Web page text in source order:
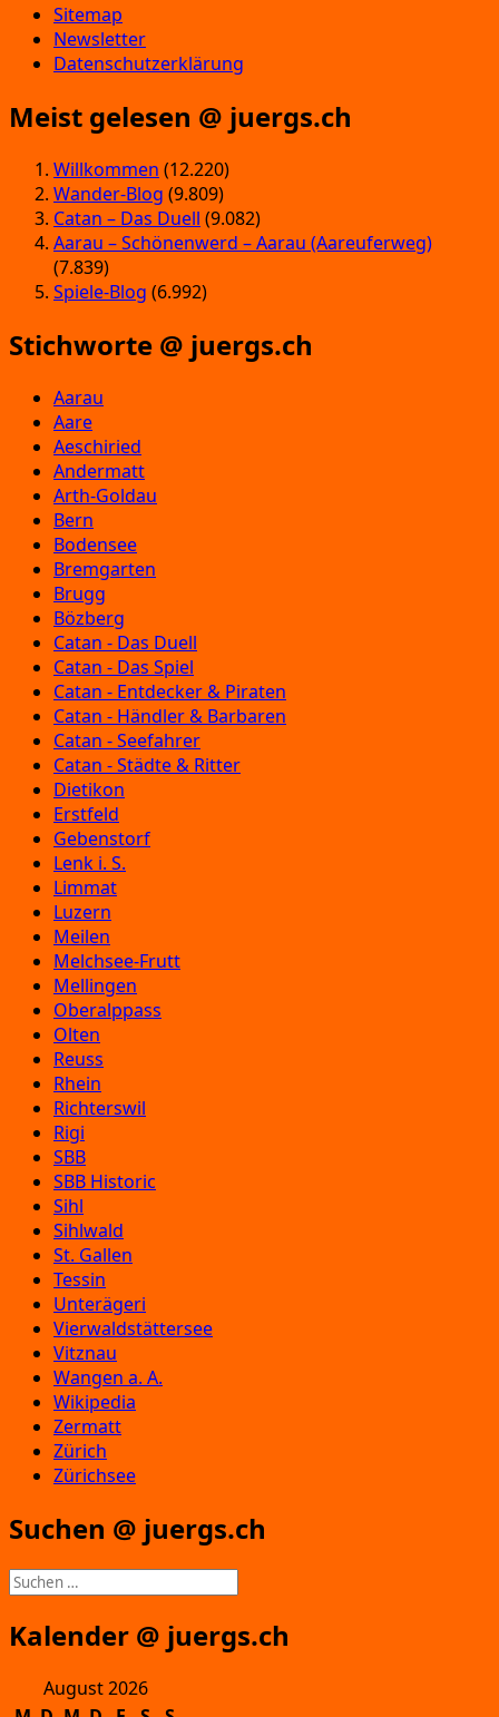
Sitemap
Newsletter
Datenschutzerklärung
Meist gelesen @ juergs.ch
Willkommen (12.220)
Wander-Blog (9.809)
Catan – Das Duell (9.082)
Aarau – Schönenwerd – Aarau (Aareuferweg)
(7.839)
Spiele-Blog (6.992)
Stichworte @ juergs.ch
Aarau
Aare
Aeschiried
Andermatt
Arth-Goldau
Bern
Bodensee
Bremgarten
Brugg
Bözberg
Catan - Das Duell
Catan - Das Spiel
Catan - Entdecker & Piraten
Catan - Händler & Barbaren
Catan - Seefahrer
Catan - Städte & Ritter
Dietikon
Erstfeld
Gebenstorf
Lenk i. S.
Limmat
Luzern
Meilen
Melchsee-Frutt
Mellingen
Oberalppass
Olten
Reuss
Rhein
Richterswil
Rigi
SBB
SBB Historic
Sihl
Sihlwald
St. Gallen
Tessin
Unterägeri
Vierwaldstättersee
Vitznau
Wangen a. A.
Wikipedia
Zermatt
Zürich
Zürichsee
Suchen @ juergs.ch
Suchen
nach:
Kalender @ juergs.ch
August 2026